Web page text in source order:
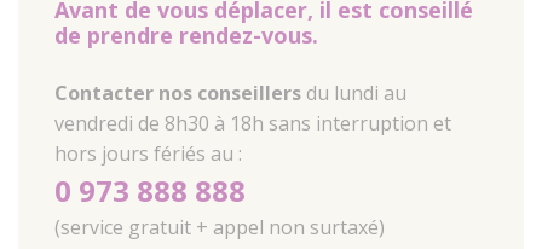
Avant de vous déplacer, il est conseillé
de prendre rendez-vous.
Contacter nos conseillers du lundi au
vendredi de 8h30 à 18h sans interruption et
hors jours fériés au :
0 973 888 888
(service gratuit + appel non surtaxé)